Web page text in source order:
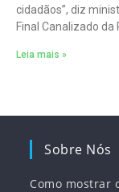
cidadãos”, diz
Final Canalizado
Leia mais »
Sobre Nós
Como mostrar